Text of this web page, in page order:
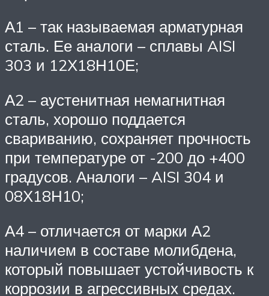
А1 – так называемая арматурная
сталь. Ее аналоги – сплавы AISI
303 и 12Х18Н10Е;
А2 – аустенитная немагнитная
сталь, хорошо поддается
свариванию, сохраняет прочность
при температуре от -200 до +400
градусов. Аналоги – AISI 304 и
08Х18Н10;
А4 – отличается от марки А2
наличием в составе молибдена,
который повышает устойчивость к
коррозии в агрессивных средах.